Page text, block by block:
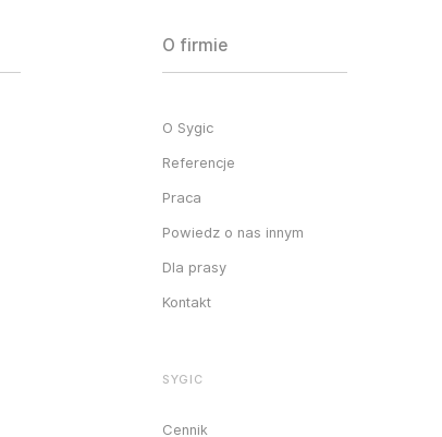
O firmie
O Sygic
Referencje
Praca
Powiedz o nas innym
Dla prasy
Kontakt
SYGIC
Cennik